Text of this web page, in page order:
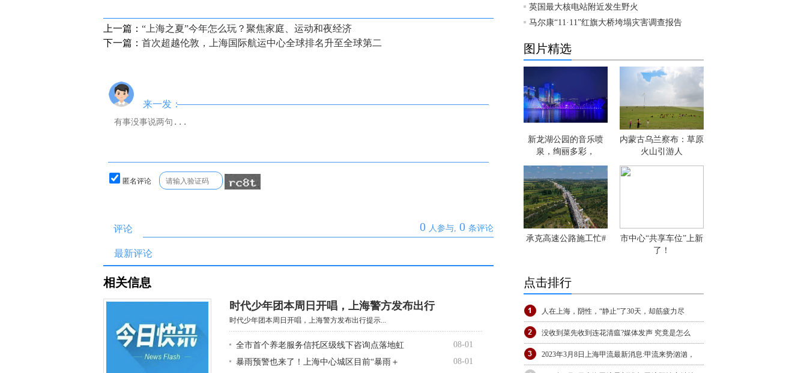
上一篇： “上海之夏”今年怎么玩？聚焦家庭、运动和夜经济
下一篇： 首次超越伦敦，上海国际航运中心全球排名升至全球第二
来一发：
匿名评论
评论 0 人参与, 0 条评论
最新评论
相关信息
时代少年团本周日开唱，上海警方发布出行
时代少年团本周日开唱，上海警方发布出行提示...
全市首个养老服务信托区级线下咨询点落地虹
08-01
暴雨预警也来了！上海中心城区目前“暴雨＋
08-01
英国最大核电站附近发生野火
马尔康“11·11”红旗大桥垮塌灾害调查报告
图片精选
新龙湖公园的音乐喷
泉，绚丽多彩，
内蒙古乌兰察布：草原
火山引游人
承克高速公路施工忙#
市中心“共享车位”上新
了！
点击排行
人在上海，阴性，“静止”了30天，却筋疲力尽
没收到菜先收到连花清瘟?媒体发声 究竟是怎么
2023年3月8日上海甲流最新消息:甲流来势汹汹，